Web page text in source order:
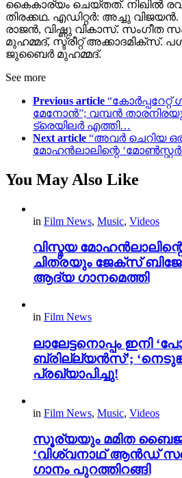
കൈകാര്യം ചെയ്തത്. നിഖിൽ
തിരക്കഥ. എഡിറ്റർ: അച്ചു വിജയൻ.
രാജൻ, വിഷ്ണു വികാസ്. സംഗീത
മുഹമ്മദ്, സ്ട്രീറ്റ് അക്കാദമിക്സ്.
ജുബൈർ മുഹമ്മദ്.
See more
Previous article
മേനോൻ”; വമ്പൻ
ട്രെയിലർ എത്തി…
Next article “അവർ ചെറിയ
മോഹൻലാലിന്റെ
You May Also Like
in Film News, Music, Videos
വിസ്മയ മോഹൻലാലിന്റെ
ചിത്രയും ജേക്സ്
ആദ്യ ഗാനമെത്തി
in Film News
ലാലേട്ടനൊപ്പം ഇനി
ബ്രില്ല്യൻസ്’;
പ്രഖ്യാപിച്ചു!
in Film News, Music, Videos
സൂര്യയും മമിത
‘വിശ്വനാഥ് ആൻഡ്
ഗാനം പുറത്തിറങ്ങി